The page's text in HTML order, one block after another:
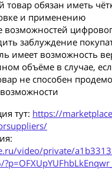
товар обязан иметь
и применению
возможностей
заблуждение
имеет возможность
объёме в случае,
не способен
тут: https://
video/private/